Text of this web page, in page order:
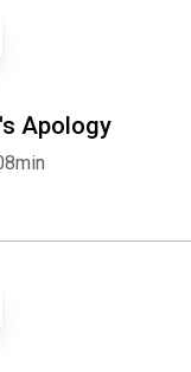
Apology